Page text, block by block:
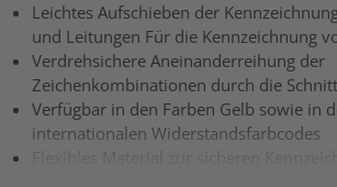
Leichtes Aufschieben der
und Leitungen Für die Kennzeichnung
Verdrehsichere Aneinanderreihung der
Zeichenkombinationen durch die
Verfügbar in den Farben Gelb sowie in
internationalen Widerstandsfarbcodes